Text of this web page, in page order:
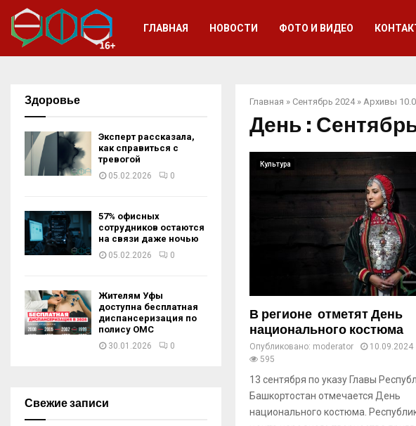
ГЛАВНАЯ НОВОСТИ ФОТО И ВИДЕО
Главная » Сентябрь 2024» Архивы
День :
Культура
В регионе отметят День
национального костюма
Опубликовано: moderator 10.09.2024
595
13 сентября по указу Главы
Башкортостан отмечается День
национального костюма.
Здоровье
Эксперт рассказала,
как справиться с
тревогой
05.02.2026 0
57% офисных
сотрудников остаются
на связи даже ночью
05.02.2026 0
Жителям Уфы
доступна бесплатная
диспансеризация по
полису ОМС
30.01.2026 0
Свежие записи